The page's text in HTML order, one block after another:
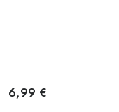
6,99 €